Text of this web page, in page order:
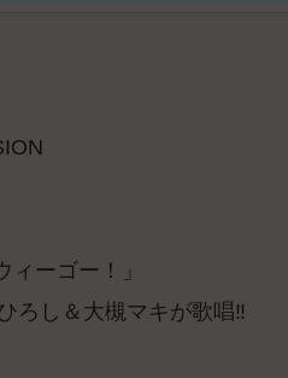
ーゴー！」
ろし＆大槻マキが歌唱‼